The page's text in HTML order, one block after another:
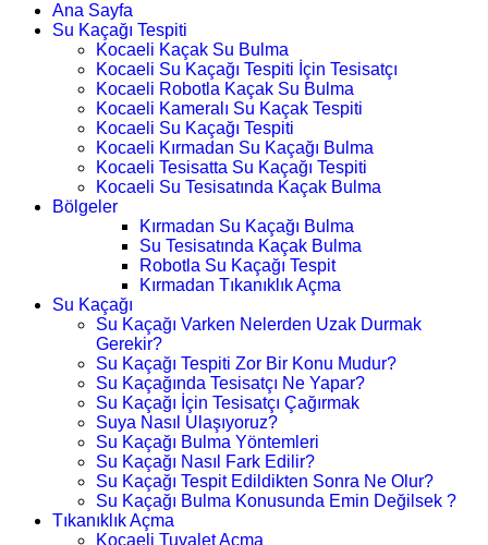
Ana Sayfa
Su Kaçağı Tespiti
Kocaeli Kaçak Su Bulma
Kocaeli Su Kaçağı Tespiti İçin Tesisatçı
Kocaeli Robotla Kaçak Su Bulma
Kocaeli Kameralı Su Kaçak Tespiti
Kocaeli Su Kaçağı Tespiti
Kocaeli Kırmadan Su Kaçağı Bulma
Kocaeli Tesisatta Su Kaçağı Tespiti
Kocaeli Su Tesisatında Kaçak Bulma
Bölgeler
Kırmadan Su Kaçağı Bulma
Su Tesisatında Kaçak Bulma
Robotla Su Kaçağı Tespit
Kırmadan Tıkanıklık Açma
Su Kaçağı
Su Kaçağı Varken Nelerden Uzak Durmak
Gerekir?
Su Kaçağı Tespiti Zor Bir Konu Mudur?
Su Kaçağında Tesisatçı Ne Yapar?
Su Kaçağı İçin Tesisatçı Çağırmak
Suya Nasıl Ulaşıyoruz?
Su Kaçağı Bulma Yöntemleri
Su Kaçağı Nasıl Fark Edilir?
Su Kaçağı Tespit Edildikten Sonra Ne Olur?
Su Kaçağı Bulma Konusunda Emin Değilsek ?
Tıkanıklık Açma
Kocaeli Tuvalet Açma